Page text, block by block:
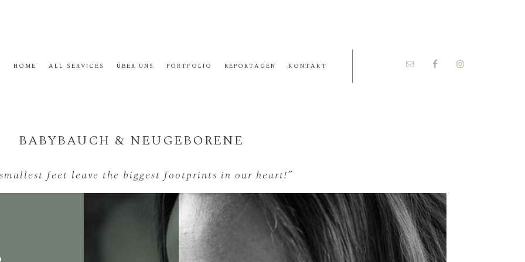
HOME ALL SERVICES ÜBER UNS PORTFOLIO REPORTAGEN KONTAKT
BABYBAUCH & NEUGEBORENE
feet leave the biggest footprints in our heart!”